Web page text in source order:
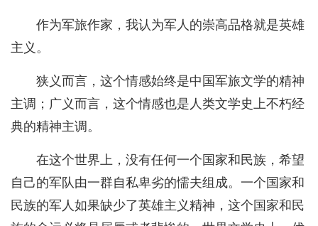
作为军旅作家，我认为军人的崇高品格就是英雄
主义。
狭义而言，这个情感始终是中国军旅文学的精神
主调；广义而言，这个情感也是人类文学史上不朽经
典的精神主调。
在这个世界上，没有任何一个国家和民族，希望
自己的军队由一群自私卑劣的懦夫组成。一个国家和
民族的军人如果缺少了英雄主义精神，这个国家和民